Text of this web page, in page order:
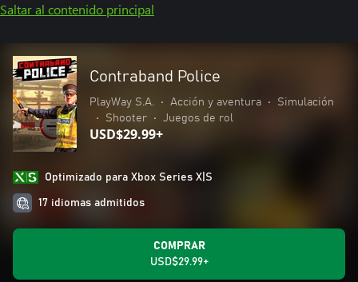
Saltar al contenido principal
Contraband Police
PlayWay S.A. • Acción y aventura •
Simulación
•
Shooter • Juegos de rol
USD$29.99+
Optimizado para Xbox Series X|S
17 idiomas admitidos
COMPRAR
USD$29.99+